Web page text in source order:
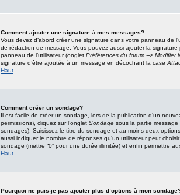
Comment ajouter une signature à mes messages?
Vous devez d’abord créer une signature dans votre panneau de
de rédaction de message. Vous pouvez aussi ajouter la
panneau de l’utilisateur (onglet Préférences du forum --> Modifier
signature d’être ajoutée à un message en décochant la case
Haut
Comment créer un sondage?
Il est facile de créer un sondage, lors de la publication d’un
permissions), cliquez sur l’onglet Sondage sous la partie
sondages). Saisissez le titre du sondage et au moins deux
aussi indiquer le nombre de réponses qu’un utilisateur peut
sondage (mettre “0” pour une durée illimitée) et enfin permettre
Haut
Pourquoi ne puis-je pas ajouter plus d’options à mon